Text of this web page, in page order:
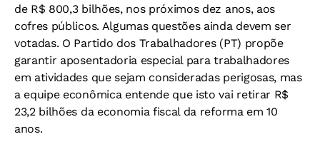
de R$ 800,3 bilhões, nos próximos dez anos, aos
cofres públicos. Algumas questões ainda devem ser
votadas. O Partido dos Trabalhadores (PT) propõe
garantir aposentadoria especial para trabalhadores
em atividades que sejam consideradas perigosas, mas
a equipe econômica entende que isto vai retirar R$
23,2 bilhões da economia fiscal da reforma em 10
anos.